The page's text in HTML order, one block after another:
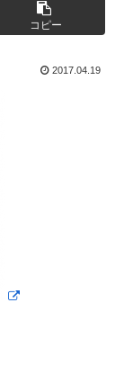
コピー
2017.04.19